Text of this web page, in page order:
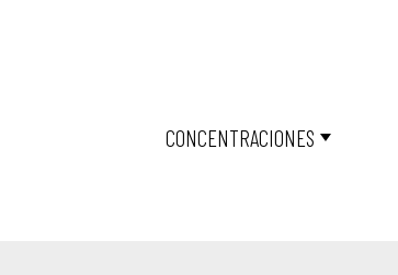
CONCENTRACIONES